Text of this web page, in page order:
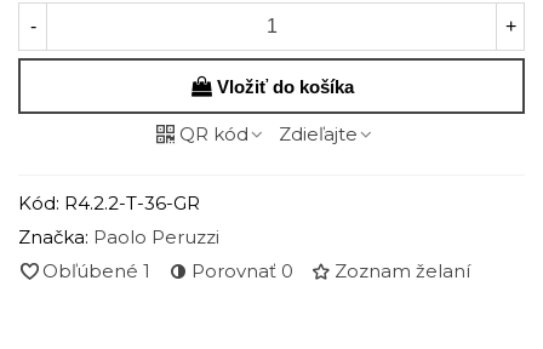
- +
Vložiť do košíka
QR kód Zdieľajte
Kód: R4.2.2-T-36-GR
Značka: Paolo Peruzzi
Obľúbené 1 Porovnať 0 Zoznam želaní